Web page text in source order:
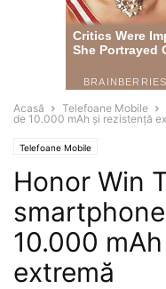
Acasă Telefoane Mobile
de 10.000 mAh și rezistență
Telefoane Mobile
Honor Win
10.000
extremă